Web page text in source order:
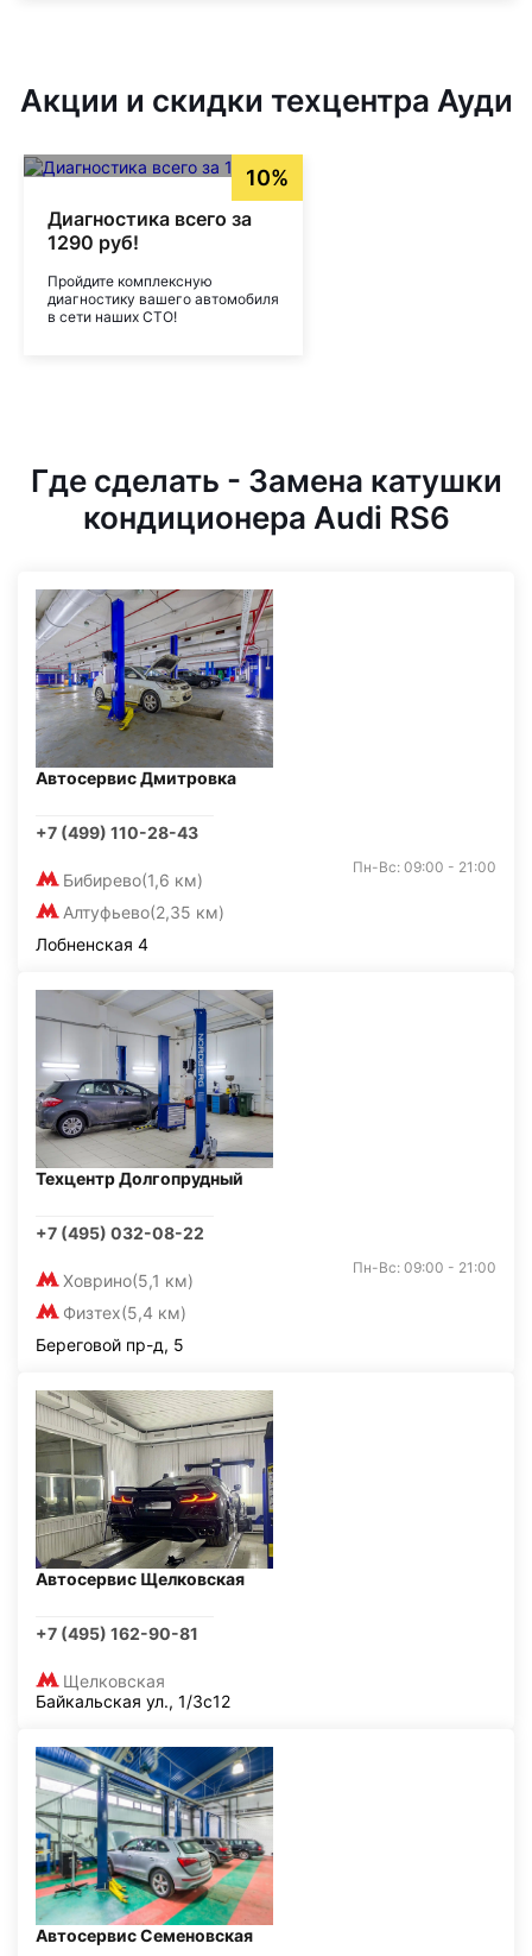
Акции и скидки техцентра Ауди
10%
Диагностика всего за
1290 руб!
Пройдите комплексную
диагностику вашего автомобиля
в сети наших СТО!
Где сделать - Замена катушки
кондиционера Audi RS6
Автосервис Дмитровка
+7 (499) 110-28-43
Бибирево(1,6 км)
Алтуфьево(2,35 км)
Пн-Вс: 09:00 - 21:00
Лобненская 4
Техцентр Долгопрудный
+7 (495) 032-08-22
Ховрино(5,1 км)
Физтех(5,4 км)
Пн-Вс: 09:00 - 21:00
Береговой пр-д, 5
Автосервис Щелковская
+7 (495) 162-90-81
Щелковская
Байкальская ул., 1/3с12
Автосервис Семеновская